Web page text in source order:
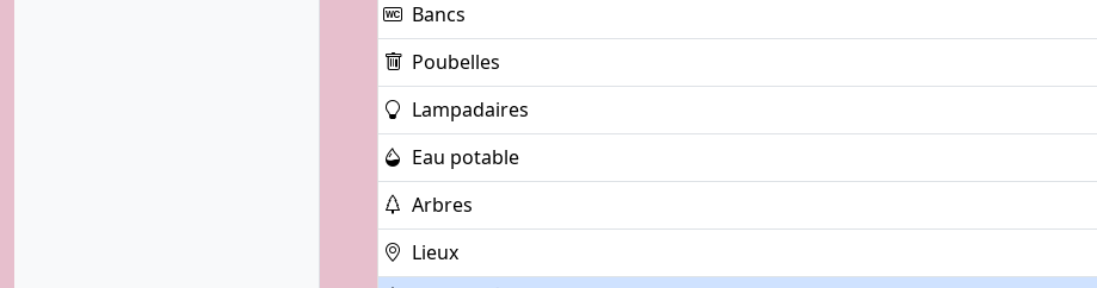
Bancs
Poubelles
Lampadaires
Eau potable
Arbres
Lieux